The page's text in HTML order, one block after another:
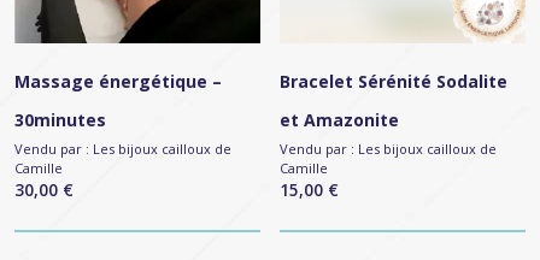
Massage énergétique –
30minutes
30,00 €
Vendu par : Les bijoux cailloux de
Camille
Bracelet Sérénité Sodalite
et Amazonite
15,00 €
Vendu par : Les bijoux cailloux de
Camille